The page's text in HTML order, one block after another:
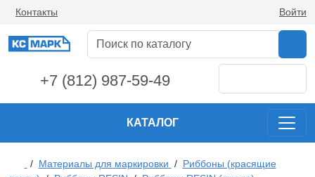
Контакты Войти
+7 (812) 987-59-49
КАТАЛОГ
/ Материалы для маркировки / Риббоны (красящие